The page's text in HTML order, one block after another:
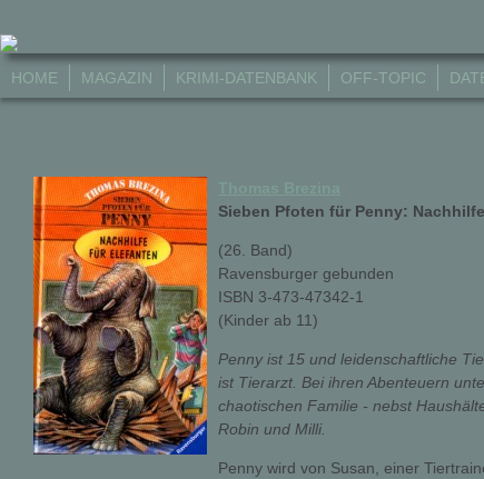
HOME MAGAZIN KRIMI-DATENBANK OFF-TOPIC
Sieben Pfoten für Penny:
(26. Band)
Ravensburger gebunden
ISBN 3-473-47342-1
(Kinder ab 11)
Penny ist 15 und leidenschaftliche
ist Tierarzt. Bei ihren Abenteuern
chaotischen Familie - nebst
Robin und Milli.
Penny wird von Susan, einer